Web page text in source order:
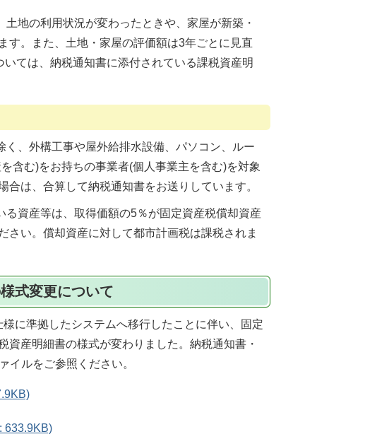
地の利用状況が変わったときや、家屋が新築・
す。また、土地・家屋の評価額は3年ごとに見直
ては、納税通知書に添付されている課税資産明
、外構工事や屋外給排水設備、パソコン、ルー
含む)をお持ちの事業者(個人事業主を含む)を対象
は、合算して納税通知書をお送りしています。
資産等は、取得価額の5％が固定資産税償却資産
さい。償却資産に対して都市計画税は課税されま
式変更について
に準拠したシステムへ移行したことに伴い、固定
資産明細書の様式が変わりました。納税通知書・
イルをご参照ください。
633.9KB)